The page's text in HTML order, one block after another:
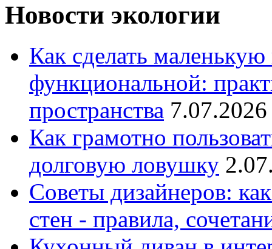
Новости экологии
Как сделать
функциональной:
пространства
Как грамотно
долговую ловушку
Советы дизайнеров:
стен - правила,